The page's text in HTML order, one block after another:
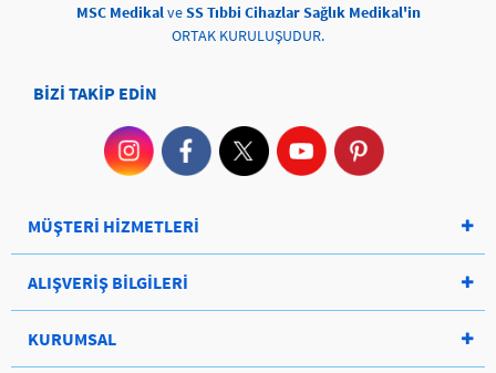
MSC MedikalveSS Tıbbi Cihazlar Sağlık Medikal'in
ORTAK KURULUŞUDUR.
BİZİ TAKİP EDİN
MÜŞTERİ HİZMETLERİ
ALIŞVERİŞ BİLGİLERİ
KURUMSAL